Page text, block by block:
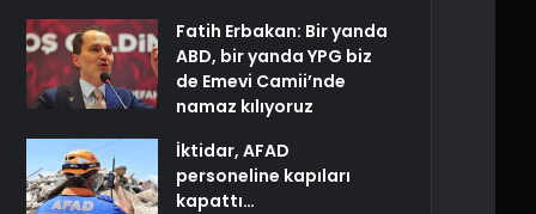
Fatih Erbakan: Bir yanda
ABD, bir yanda YPG biz
de Emevi Camii’nde
namaz kılıyoruz
İktidar, AFAD
personeline kapıları
kapattı…